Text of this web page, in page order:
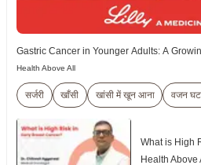
Gastric Cancer in Younger Adults: A
Health Above All
सर्जरी खाँसी खांसी में खून आना वजन
What is High
Health Above